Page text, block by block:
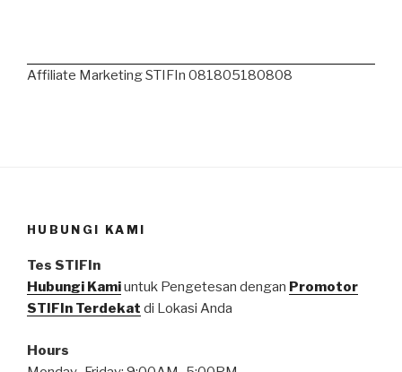
Affiliate Marketing STIFIn 081805180808
HUBUNGI KAMI
Tes STIFIn
Hubungi Kamiuntuk Pengetesan dengan Promotor
STIFIn Terdekat di Lokasi Anda
Hours